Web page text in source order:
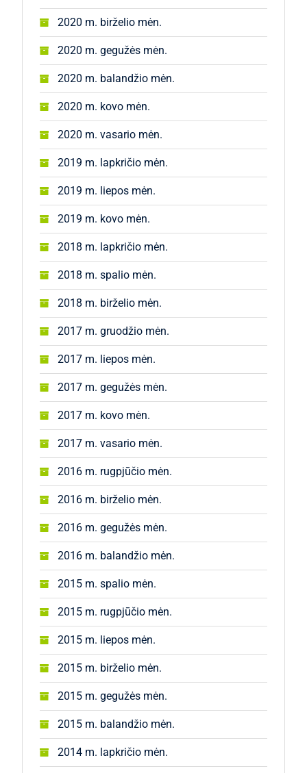
2020 m. birželio mėn.
2020 m. gegužės mėn.
2020 m. balandžio mėn.
2020 m. kovo mėn.
2020 m. vasario mėn.
2019 m. lapkričio mėn.
2019 m. liepos mėn.
2019 m. kovo mėn.
2018 m. lapkričio mėn.
2018 m. spalio mėn.
2018 m. birželio mėn.
2017 m. gruodžio mėn.
2017 m. liepos mėn.
2017 m. gegužės mėn.
2017 m. kovo mėn.
2017 m. vasario mėn.
2016 m. rugpjūčio mėn.
2016 m. birželio mėn.
2016 m. gegužės mėn.
2016 m. balandžio mėn.
2015 m. spalio mėn.
2015 m. rugpjūčio mėn.
2015 m. liepos mėn.
2015 m. birželio mėn.
2015 m. gegužės mėn.
2015 m. balandžio mėn.
2014 m. lapkričio mėn.